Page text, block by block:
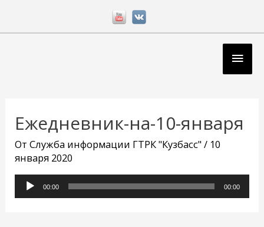
Ежедневник-на-10-января
ОтСлужба информации ГТРК "Кузбасс"/ 10
января 2020
Аудиоплеер
00:00 00:00
записям